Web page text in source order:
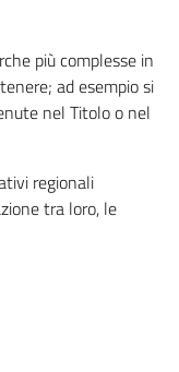
più complesse in
ad esempio si
nel Titolo o nel
regionali
tra loro, le